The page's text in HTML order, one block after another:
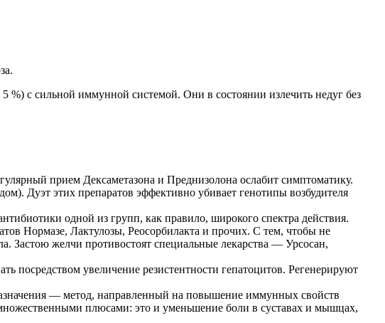
%) с сильной иммунной системой. Они в состоянии излечить недуг без
прием Дексаметазона и Преднизолона ослабит симптоматику.
Дуэт этих препаратов эффективно убивает генотипы возбудителя
одной из групп, как правило, широкого спектра действия.
Нормазе, Лактулозы, Реосорбилакта и прочих. С тем, чтобы не
Застою желчи противостоят специальные лекарства — Урсосан,
посредством увеличение резистентности гепатоцитов. Регенерируют
— метод, направленный на повышение иммунных свойств
плюсами: это и уменьшение боли в суставах и мышцах,